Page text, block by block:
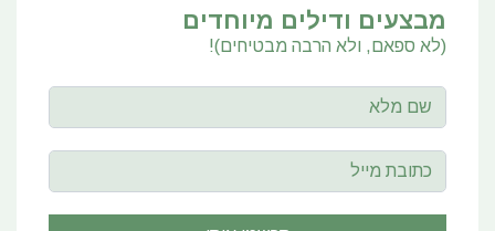
מבצעים ודילים מיוחדים
(לא ספאם, ולא הרבה מבטיחים)!